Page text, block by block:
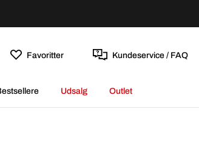
Favoritter Kundeservice / FAQ
Udsalg Outlet